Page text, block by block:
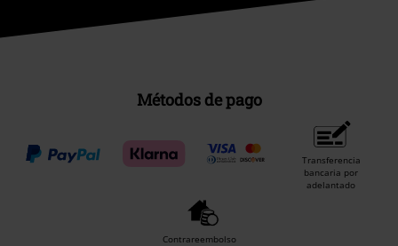
Métodos de pago
Transferencia
bancaria por
adelantado
Contrareembolso